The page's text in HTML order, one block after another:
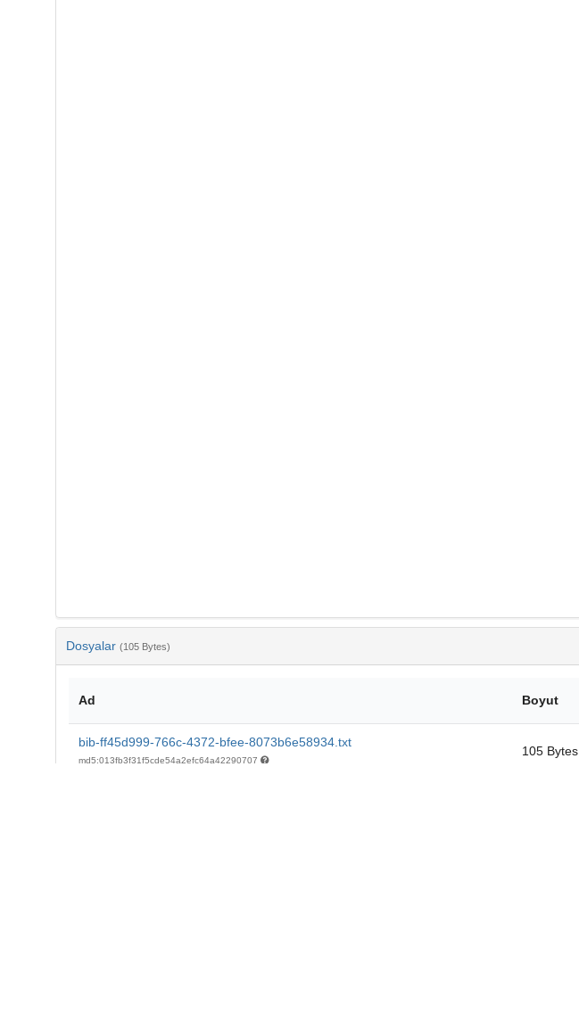
Dosyalar (105 Bytes)
Ad Boyut
bib-ff45d999-766c-4372-bfee-8073b6e58934.txt
md5:013fb3f31f5cde54a2efc64a42290707
105 Bytes